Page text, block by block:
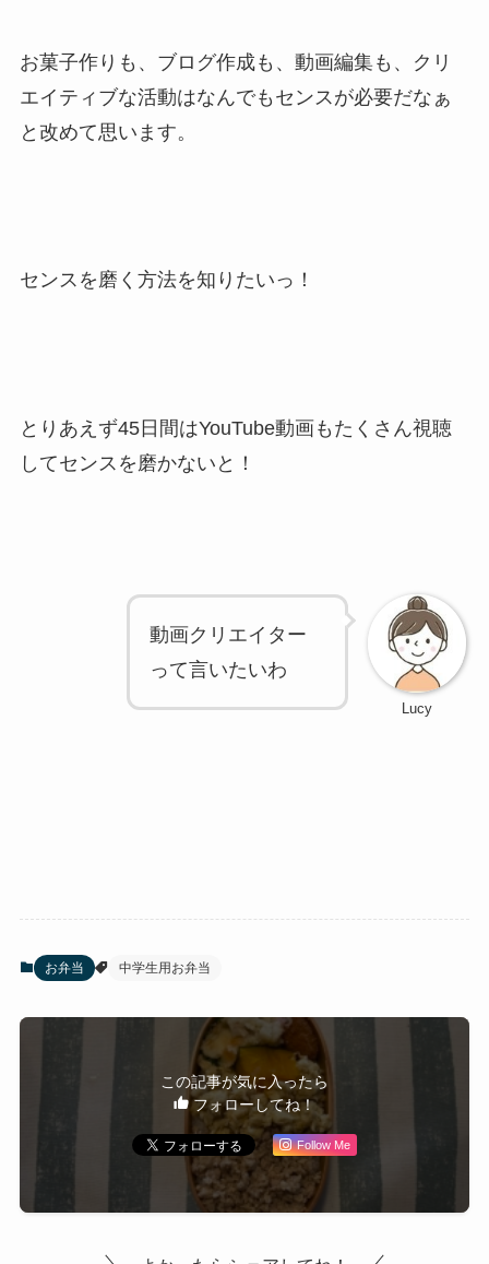
お菓子作りも、ブログ作成も、動画編集も、クリ
エイティブな活動はなんでもセンスが必要だなぁ
と改めて思います。
センスを磨く方法を知りたいっ！
とりあえず45日間はYouTube動画もたくさん視聴
してセンスを磨かないと！
動画クリエイター
って言いたいわ
お弁当 中学生用お弁当
この記事が気に入ったら
フォローしてね！
Follow Me